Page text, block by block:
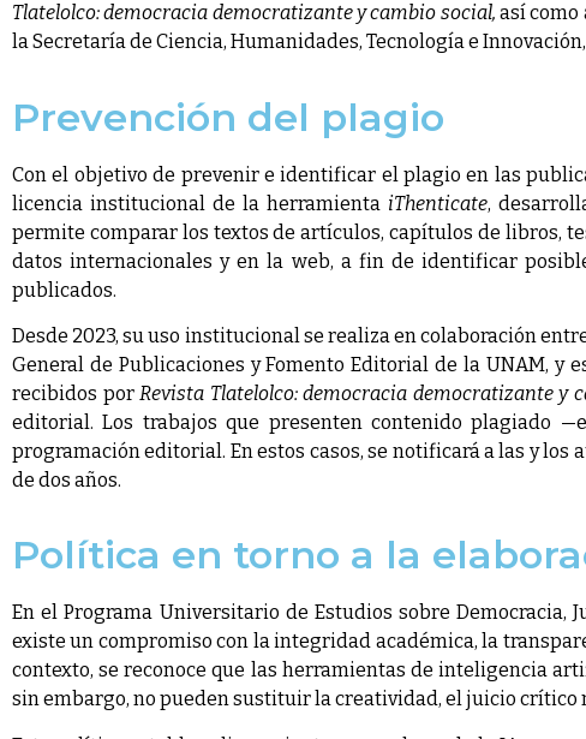
Tlatelolco: democracia democratizante y cambio social, así como
la Secretaría de Ciencia, Humanidades, Tecnología e
Prevención del plagio
Con el objetivo de prevenir e identificar el plagio en las
licencia institucional de la herramienta iThenticate,
permite comparar los textos de artículos, capítulos de libros,
datos internacionales y en la web, a fin de identificar
publicados.
Desde 2023, su uso institucional se realiza en colaboración
General de Publicaciones y Fomento Editorial de la UNAM,
recibidos porRevista Tlatelolco: democracia democratizante y
editorial. Los trabajos que presenten contenido plagiado
programación editorial. En estos casos, se notificará a las y
de dos años.
Política en torno a la
En el Programa Universitario de Estudios sobre Democracia,
existe un compromiso con la integridad académica, la
contexto, se reconoce que las herramientas de inteligencia
sin embargo, no pueden sustituir la creatividad, el juicio